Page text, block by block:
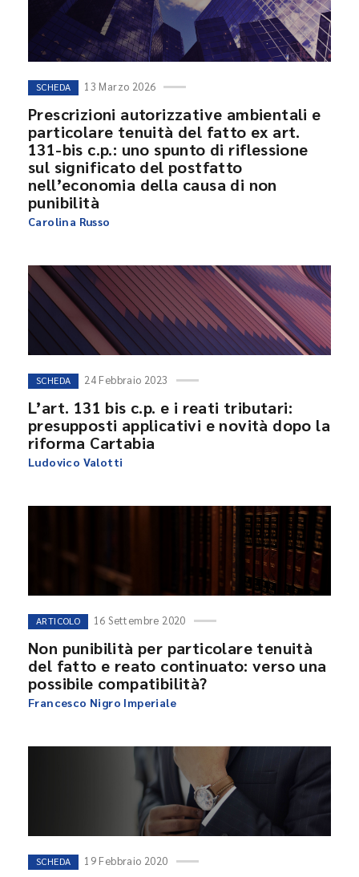
SCHEDA 13 Marzo 2026
Prescrizioni autorizzative ambientali e
particolare tenuità del fatto ex art.
131-bis c.p.: uno spunto di riflessione
sul significato del postfatto
nell’economia della causa di non
punibilità
Carolina Russo
SCHEDA 24 Febbraio 2023
L’art. 131 bis c.p. e i reati tributari:
presupposti applicativi e novità dopo la
riforma Cartabia
Ludovico Valotti
ARTICOLO 16 Settembre 2020
Non punibilità per particolare tenuità
del fatto e reato continuato: verso una
possibile compatibilità?
Francesco Nigro Imperiale
SCHEDA 19 Febbraio 2020